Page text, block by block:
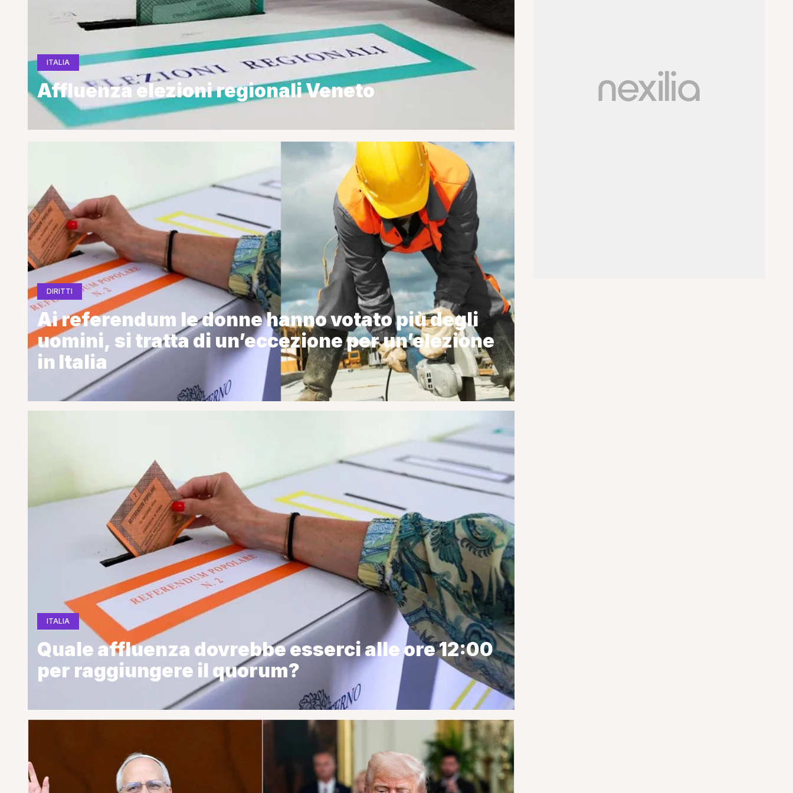
ITALIA
Affluenza elezioni regionali Veneto
DIRITTI
Ai referendum le donne hanno votato più degli
uomini, si tratta di un’eccezione per un’elezione
in Italia
ITALIA
Quale affluenza dovrebbe esserci alle ore 12:00
per raggiungere il quorum?